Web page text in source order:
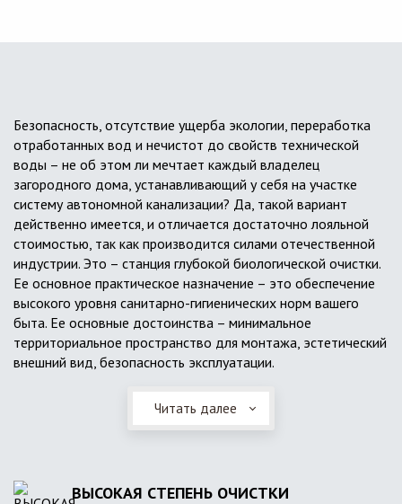
Безопасность, отсутствие ущерба экологии, переработка
отработанных вод и нечистот до свойств технической
воды – не об этом ли мечтает каждый владелец
загородного дома, устанавливающий у себя на участке
систему автономной канализации? Да, такой вариант
действенно имеется, и отличается достаточно лояльной
стоимостью, так как производится силами отечественной
индустрии. Это – станция глубокой биологической очистки.
Ее основное практическое назначение – это обеспечение
высокого уровня санитарно-гигиенических норм вашего
быта. Ее основные достоинства – минимальное
территориальное пространство для монтажа, эстетический
внешний вид, безопасность эксплуатации.
Читать далее
ВЫСОКАЯ СТЕПЕНЬ ОЧИСТКИ